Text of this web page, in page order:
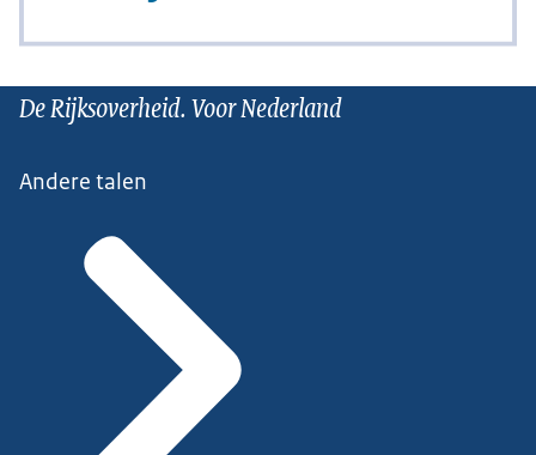
De Rijksoverheid. Voor Nederland
Andere talen